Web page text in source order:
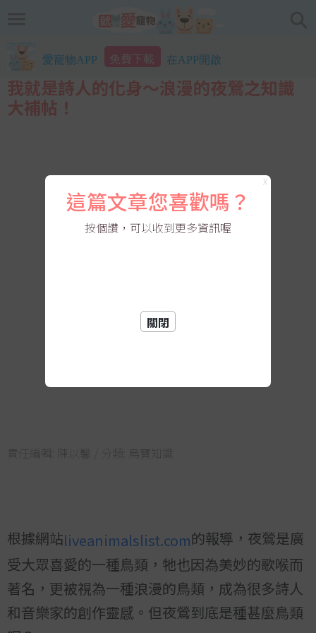
愛寵物APP 免費下載 在APP開啟
我就是詩人的化身～浪漫的夜鶯之知識
大補帖！
責任編輯: 陳以馨 / 分類: 鳥寶知識
根據網站liveanimalslist.com的報導，夜鶯是廣
受大眾喜愛的一種鳥類，牠也因為美妙的歌喉而
著名，更被視為一種浪漫的鳥類，成為很多詩人
和音樂家的創作靈感。但夜鶯到底是種甚麼鳥類
X
這篇文章您喜歡嗎？
按個讚，可以收到更多資訊喔
關閉